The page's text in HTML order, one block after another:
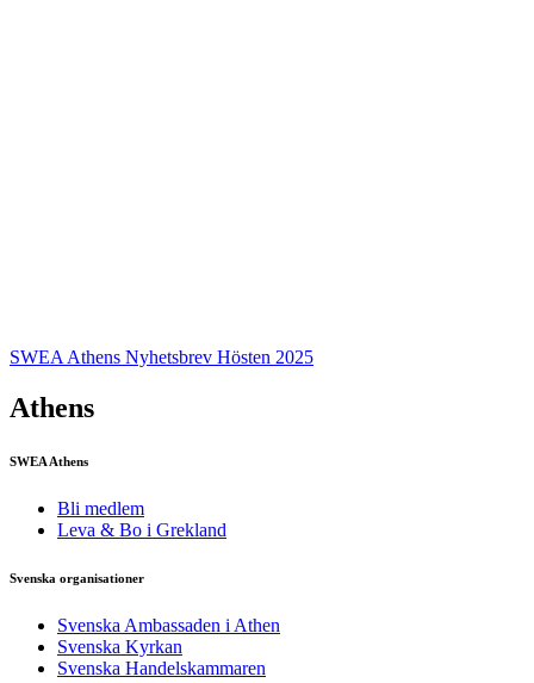
SWEA Athens Nyhetsbrev Hösten 2025
Athens
SWEA Athens
Bli medlem
Leva & Bo i Grekland
Svenska organisationer
Svenska Ambassaden i Athen
Svenska Kyrkan
Svenska Handelskammaren